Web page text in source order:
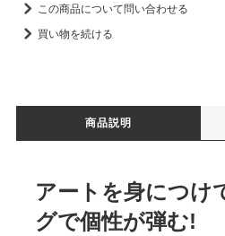
この商品について問い合わせる
買い物を続ける
商品説明
アートを身につけ
グで個性が弾む!